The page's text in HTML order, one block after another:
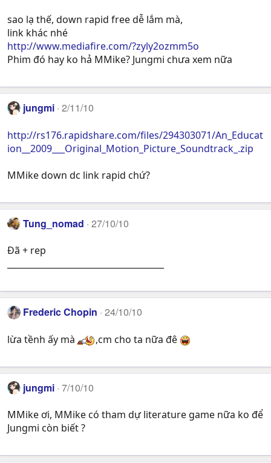
sao lạ thế, down rapid free dễ lắm mà,
link khác nhé
http://www.mediafire.com/?zyly2ozmm5o
Phim đó hay ko hả MMike? Jungmi chưa xem nữa
jungmi 2/11/10
http://rs176.rapidshare.com/files/294303071/An_Educat
ion__2009___Original_Motion_Picture_Soundtrack_.zip
MMike down dc link rapid chứ?
Tung_nomad 27/10/10
Đã + rep
Frederic Chopin 24/10/10
lừa tềnh ấy mà ,cm cho ta nữa đê
jungmi 7/10/10
MMike ơi, MMike có tham dự literature game nữa ko để
Jungmi còn biết ?